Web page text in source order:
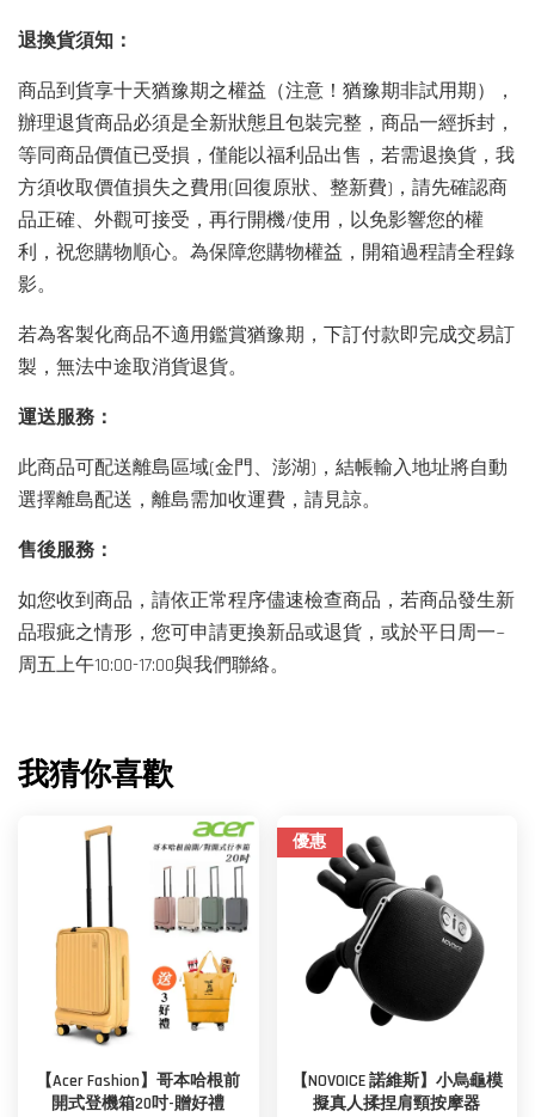
退換貨須知：
商品到貨享十天猶豫期之權益（注意！猶豫期非試用期），
辦理退貨商品必須是全新狀態且包裝完整，商品一經拆封，
等同商品價值已受損，僅能以福利品出售，若需退換貨，我
方須收取價值損失之費用(回復原狀、整新費)，請先確認商
品正確、外觀可接受，再行開機/使用，以免影響您的權
利，祝您購物順心。為保障您購物權益，開箱過程請全程錄
影。
若為客製化商品不適用鑑賞猶豫期，下訂付款即完成交易訂
製，無法中途取消貨退貨。
運送服務：
此商品可配送離島區域(金門、澎湖)，結帳輸入地址將自動
選擇離島配送，離島需加收運費，請見諒。
售後服務：
如您收到商品，請依正常程序儘速檢查商品，若商品發生新
品瑕疵之情形，您可申請更換新品或退貨，或於平日周一~
周五上午10:00-17:00與我們聯絡。
我猜你喜歡
【Acer Fashion】哥本哈根前
開式登機箱20吋-贈好禮
優惠
【NOVOICE 諾維斯】小烏龜模
擬真人揉捏肩頸按摩器